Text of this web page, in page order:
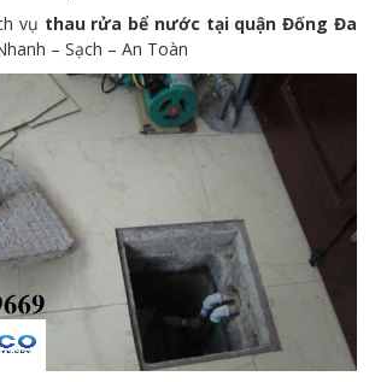
vụ thau rửa bể nước tại quận Đống Đa
– Sạch – An Toàn